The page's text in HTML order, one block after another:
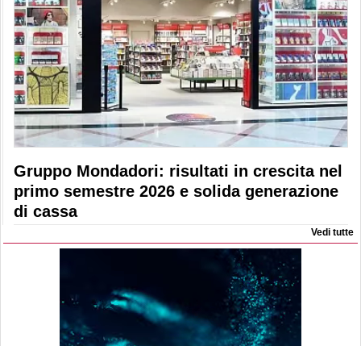
Gruppo Mondadori: risultati in crescita nel
primo semestre 2026 e solida generazione
di cassa
Vedi tutte